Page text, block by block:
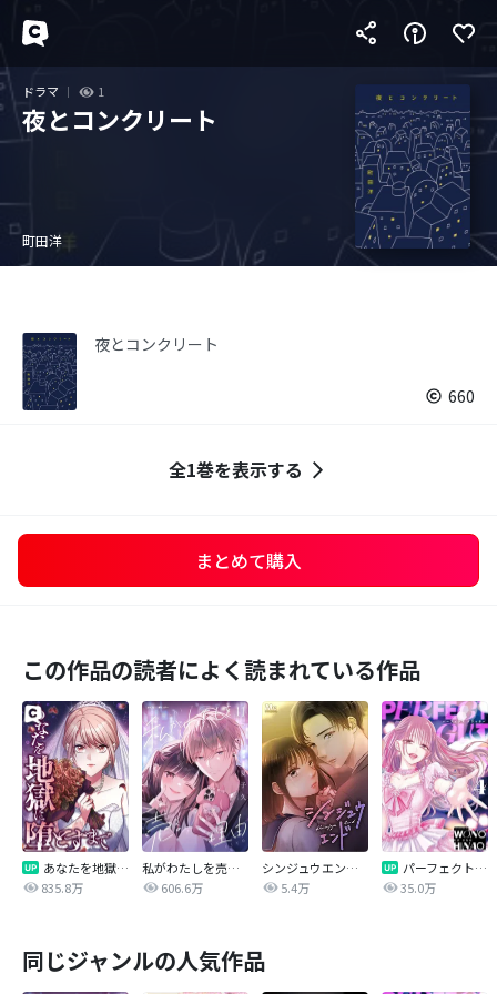
ドラマ 1
夜とコンクリート
町田洋
夜とコンクリート
660
全1巻を表示する
まとめて購入
この作品の読者によく読まれている作品
あなたを地獄に堕とすまで
835.8万
私がわたしを売る理由
606.6万
シンジュウエンド【タテヨミ】
5.4万
パーフェクトグリッター
35.0万
同じジャンルの人気作品